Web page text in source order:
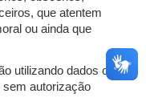
que atentem
ou ainda que
utilizando dados ou
sem autorização